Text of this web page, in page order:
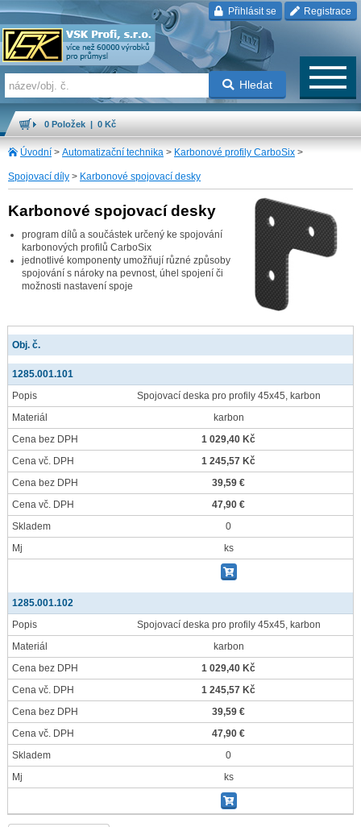
Přihlásit se Registrace
Hledat
0 Položek | 0 Kč
Úvodní > Automatizační technika > Karbonové profily CarboSix >
Spojovací díly > Karbonové spojovací desky
Karbonové spojovací desky
program dílů a součástek určený ke spojování
karbonových profilů CarboSix
jednotlivé komponenty umožňují různé způsoby
spojování s nároky na pevnost, úhel spojení či
možnosti nastavení spoje
Obj. č.
1285.001.101
Popis
Spojovací deska pro profily 45x45, karbon
Materiál
karbon
Cena bez DPH
1 029,40 Kč
Cena vč. DPH
1 245,57 Kč
Cena bez DPH
39,59 €
Cena vč. DPH
47,90 €
Skladem
0
Mj
ks
1285.001.102
Popis
Spojovací deska pro profily 45x45, karbon
Materiál
karbon
Cena bez DPH
1 029,40 Kč
Cena vč. DPH
1 245,57 Kč
Cena bez DPH
39,59 €
Cena vč. DPH
47,90 €
Skladem
0
Mj
ks